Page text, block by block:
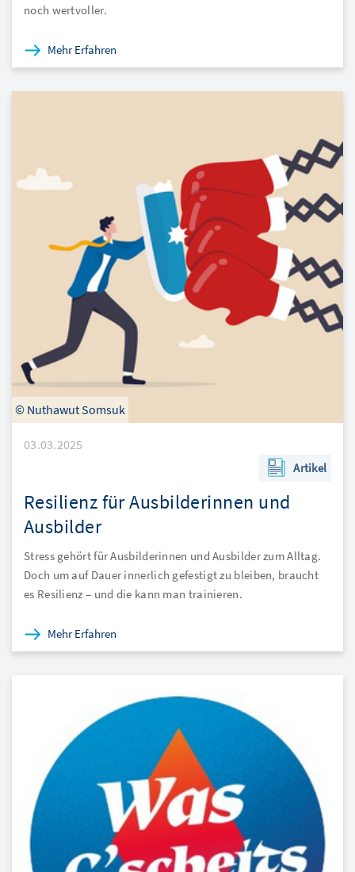
noch wertvoller.
Mehr Erfahren
© Nuthawut Somsuk
03.03.2025
Artikel
Resilienz für Ausbilderinnen und
Ausbilder
Stress gehört für Ausbilderinnen und Ausbilder zum Alltag.
Doch um auf Dauer innerlich gefestigt zu bleiben, braucht
es Resilienz – und die kann man trainieren.
Mehr Erfahren